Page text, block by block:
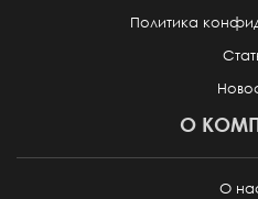
Политика
О
О